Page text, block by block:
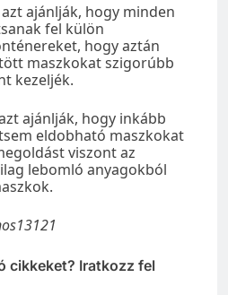
ajánlják, hogy minden
fel külön
hogy aztán
maszkokat szigorúbb
kezeljék.
ajánlják, hogy inkább
eldobható maszkokat
viszont az
lebomló anyagokból
cikkeket? Iratkozz fel